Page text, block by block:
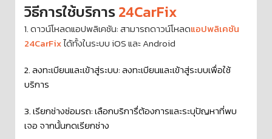
วิธีการใช้บริการ24CarFix
1. ดาวน์โหลดแอปพลิเคชัน: สามารถดาวน์โหลดแอปพลิเคชัน
24CarFixได้ทั้งในระบบ iOS และ Android
2. ลงทะเบียนและเข้าสู่ระบบ: ลงทะเบียนและเข้าสู่ระบบเพื่อใช้
บริการ
3. เรียกช่างซ่อมรถ: เลือกบริการื่ต้องการและระบุปัญหาที่พบ
เจอ จากนั้นกดเรียกช่าง